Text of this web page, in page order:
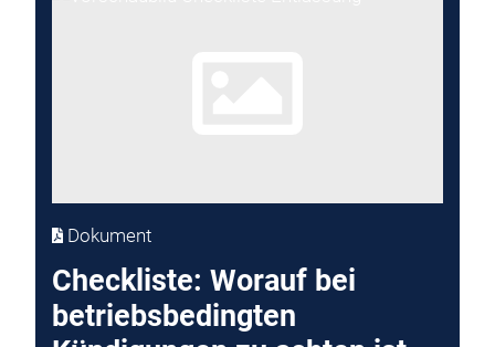
Dokument
Checkliste: Worauf bei
betriebsbedingten